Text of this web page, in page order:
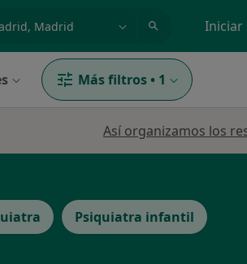
Iniciar
Más filtros • 1
Así organizamos los
Psiquiatra infantil